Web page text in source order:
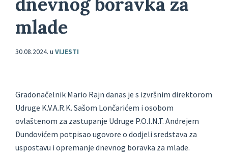
mlade
30.08.2024. u VIJESTI
Gradonačelnik Mario Rajn danas je s izvršnim direktorom
Udruge K.V.A.R.K. Sašom Lončarićem i osobom
ovlaštenom za zastupanje Udruge P.O.I.N.T. Andrejem
Dundovićem potpisao ugovore o dodjeli sredstava za
uspostavu i opremanje dnevnog boravka za mlade.